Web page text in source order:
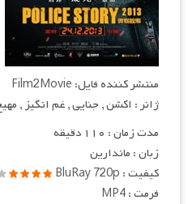
منتشر کننده فایل: Film2Movie
ژانر : اکشن , جنایی , غم انگیز ,
مدت زمان : ۱۱۰ دقیقه
زبان : ماندارین
کیفیت : BluRay 720p
فرمت : MP4